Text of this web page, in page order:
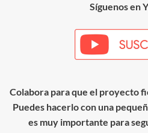
Síguenos en
Colabora para que el proyecto
Puedes hacerlo con una
es muy importante para